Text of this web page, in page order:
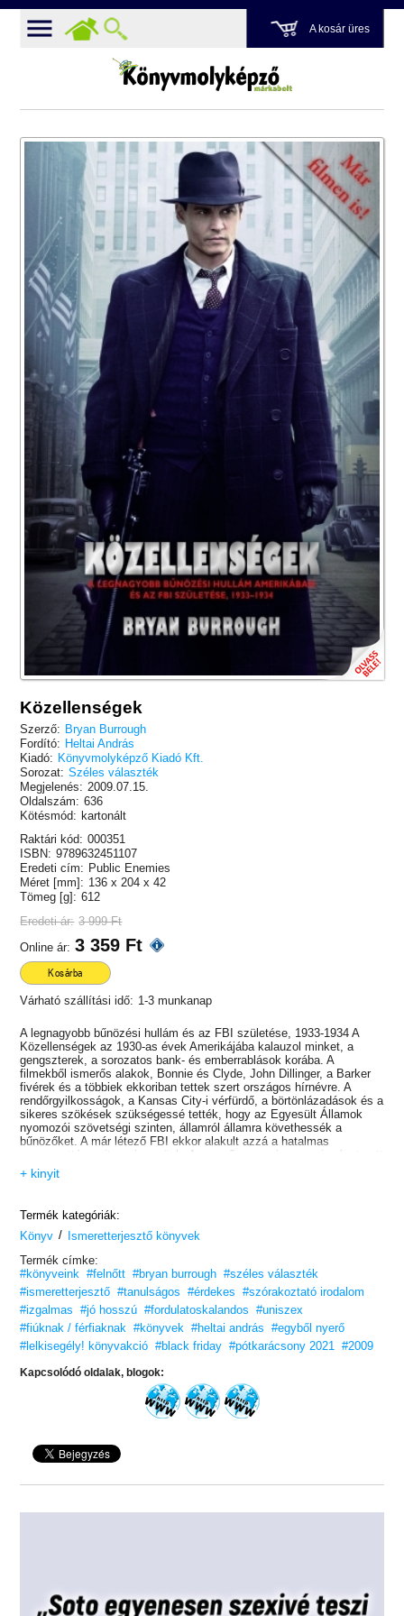
A kosár üres
Közellenségek
Szerző: Bryan Burrough
Fordító: Heltai András
Kiadó: Könyvmolyképző Kiadó Kft.
Sorozat: Széles választék
Megjelenés: 2009.07.15.
Oldalszám: 636
Kötésmód: kartonált
Raktári kód: 000351
ISBN: 9789632451107
Eredeti cím: Public Enemies
Méret [mm]: 136 x 204 x 42
Tömeg [g]: 612
Eredeti ár: 3 999 Ft
Online ár: 3 359 Ft
Kosárba
Várható szállítási idő: 1-3 munkanap
A legnagyobb bűnözési hullám és az FBI születése, 1933-1934 A
Közellenségek az 1930-as évek Amerikájába kalauzol minket, a
gengszterek, a sorozatos bank- és emberrablások korába. A
filmekből ismerős alakok, Bonnie és Clyde, John Dillinger, a Barker
fivérek és a többiek ekkoriban tettek szert országos hírnévre. A
rendőrgyilkosságok, a Kansas City-i vérfürdő, a börtönlázadások és a
sikeres szökések szükségessé tették, hogy az Egyesült Államok
nyomozói szövetségi szinten, államról államra követhessék a
bűnözőket. A már létező FBI ekkor alakult azzá a hatalmas
szervezetté, amit ma ismerünk. A szerző nagyapja maga is részt vett
Bonnie és Clyde üldözésében, így amikor az FBI-iratok kutathatóvá
váltak, Bryan Burrough újságíró valóra válthatta gyerekkori álmát,
film és számos könyv után a vérbeli krimiként is olvasható
Közellenségek az igazságot tárja elénk.
+ kinyit
Termék kategóriák:
Könyv / Ismeretterjesztő könyvek
Termék címke:
#könyveink
#felnőtt #bryan burrough #széles választék
#ismeretterjesztő #tanulságos #érdekes
#szórakoztató irodalom
#izgalmas
#jó hosszú #fordulatoskalandos
#uniszex
#fiúknak / férfiaknak
#könyvek #heltai andrás
#egyből nyerő
#lelkisegély! könyvakció #black friday #pótkarácsony 2021 #2009
Kapcsolódó oldalak, blogok: